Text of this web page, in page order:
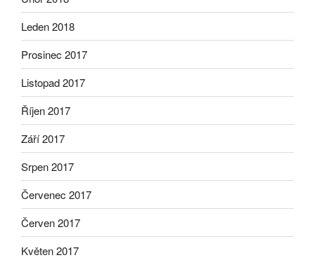
Leden 2018
Prosinec 2017
Listopad 2017
Říjen 2017
Září 2017
Srpen 2017
Červenec 2017
Červen 2017
Květen 2017